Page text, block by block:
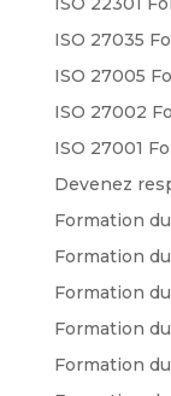
ISO 27035
ISO 27005
ISO 27002
ISO 27001
Devenez
Formation
Formation
Formation
Formation
Formation